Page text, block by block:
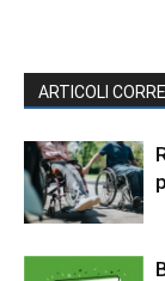
ARTICOLI